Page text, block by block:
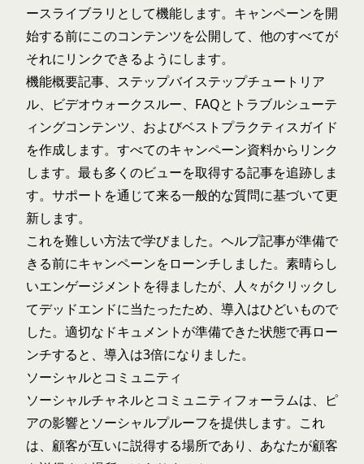
ースライブラリとして機能します。キャンペーンを開
始する前にこのコンテンツを公開して、他のすべてが
それにリンクできるようにします。
機能概要記事、ステップバイステップチュートリア
ル、ビデオウォークスルー、FAQとトラブルシューテ
ィングコンテンツ、およびベストプラクティスガイド
を作成します。すべてのキャンペーン資料からリンク
します。最も多くのビューを取得する記事を追跡しま
す。サポートを通じて来る一般的な質問に基づいて更
新します。
これを難しい方法で学びました。ヘルプ記事が準備で
きる前にキャンペーンをローンチしました。素晴らし
いエンゲージメントを得ましたが、人々がクリックし
てデッドエンドに当たったため、導入はひどいもので
した。適切なドキュメントが準備できた状態で再ロー
ンチすると、導入は3倍になりました。
ソーシャルとコミュニティ
ソーシャルチャネルとコミュニティフォーラムは、ピ
アの影響とソーシャルプルーフを提供します。これ
は、顧客が互いに説得する場所であり、あなたが顧客